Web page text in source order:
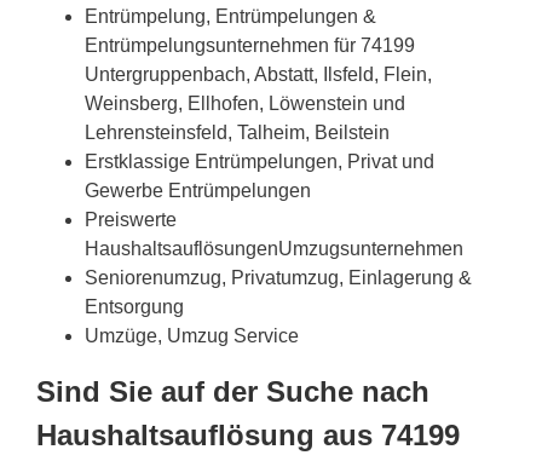
Entrümpelung, Entrümpelungen &
Entrümpelungsunternehmen für 74199
Untergruppenbach, Abstatt, Ilsfeld, Flein,
Weinsberg, Ellhofen, Löwenstein und
Lehrensteinsfeld, Talheim, Beilstein
Erstklassige Entrümpelungen, Privat und
Gewerbe Entrümpelungen
Preiswerte
HaushaltsauflösungenUmzugsunternehmen
Seniorenumzug, Privatumzug, Einlagerung &
Entsorgung
Umzüge, Umzug Service
Sind Sie auf der Suche nach
Haushaltsauflösung aus 74199